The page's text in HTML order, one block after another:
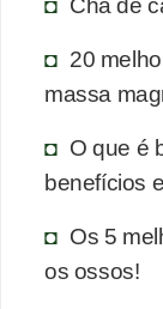
20
massa
O que é
benefícios
Os 5
os ossos!